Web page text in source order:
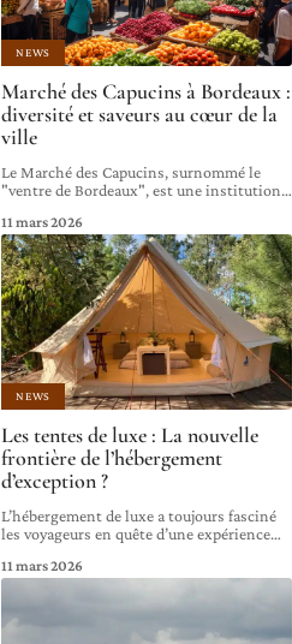
NEWS
Marché des Capucins à Bordeaux :
diversité et saveurs au cœur de la
ville
Le Marché des Capucins, surnommé le
"ventre de Bordeaux", est une institution…
11 mars 2026
NEWS
Les tentes de luxe : La nouvelle
frontière de l’hébergement
d’exception ?
L’hébergement de luxe a toujours fasciné
les voyageurs en quête d’une expérience…
11 mars 2026